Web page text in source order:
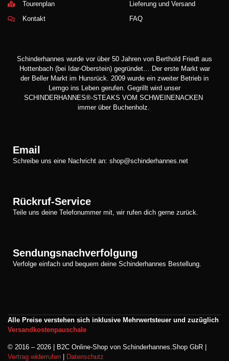
Tourenplan
Kontakt
Lieferung und Versand
FAQ
Schinderhannes wurde vor über 50 Jahren von Berthold Friedt aus
Hottenbach (bei Idar-Oberstein) gegründet… Der erste Markt war
der Beller Markt im Hunsrück. 2009 wurde ein zweiter Betrieb in
Lemgo ins Leben gerufen. Gegrillt wird unser
SCHINDERHANNES®-STEAKS VOM SCHWEINENACKEN
immer über Buchenholz.
Email
Schreibe uns eine Nachricht an: shop@schinderhannes.net
Rückruf-Service
Teile uns deine Telefonummer mit, wir rufen dich gerne zurück.
Sendungsnachverfolgung
Verfolge einfach und bequem deine Schinderhannes Bestellung.
Alle Preise verstehen sich inklusive Mehrwertsteuer und zuzüglich
Versandkostenpauschale
© 2016 – 2026 | B2C Online-Shop von Schinderhannes.Shop GbR |
Vertrag widerrufen
Datenschutz